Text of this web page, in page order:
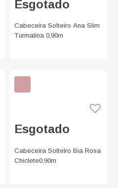
Esgotado
Cabeceira Solteiro Ana Slim
Turmalina 0,90m
Esgotado
Cabeceira Solteiro Bia Rosa
Chiclete0,90m